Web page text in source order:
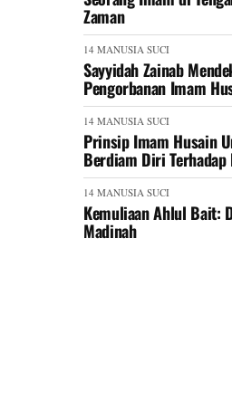
Zaman
14 MANUSIA SUCI
Sayyidah Zainab
Pengorbanan Imam
14 MANUSIA SUCI
Prinsip Imam Husain
Berdiam Diri Terhadap
14 MANUSIA SUCI
Kemuliaan Ahlul Bait:
Madinah